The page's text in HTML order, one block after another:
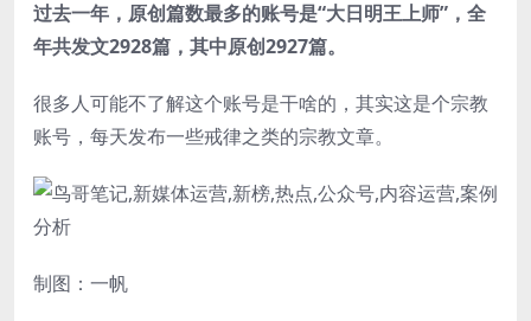
过去一年，原创篇数最多的账号是“大日明王上师”，全
年共发文2928篇，其中原创2927篇。
很多人可能不了解这个账号是干啥的，其实这是个宗教
账号，每天发布一些戒律之类的宗教文章。
制图：一帆